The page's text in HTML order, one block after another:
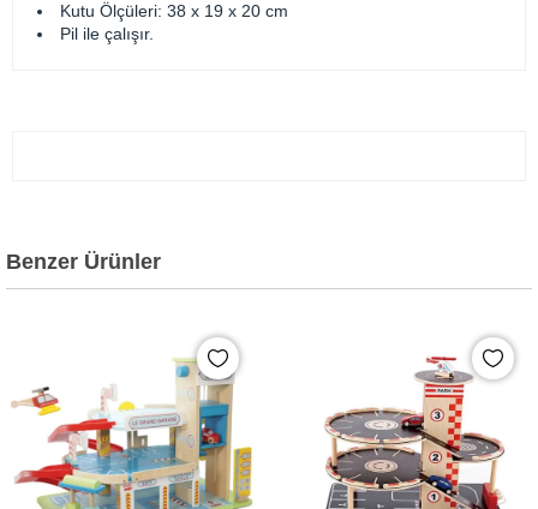
Kutu Ölçüleri: 38 x 19 x 20 cm
Pil ile çalışır.
Benzer Ürünler